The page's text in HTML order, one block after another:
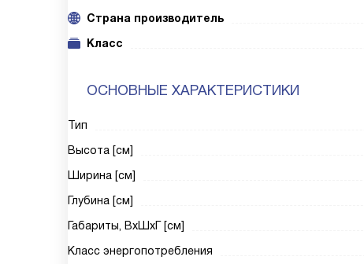
Cтрана производитель
Класс
ОСНОВНЫЕ ХАРАКТЕРИСТИКИ
Тип
Высота [см]
Ширина [см]
Глубина [см]
Габариты, ВxШxГ [см]
Класс энергопотребления